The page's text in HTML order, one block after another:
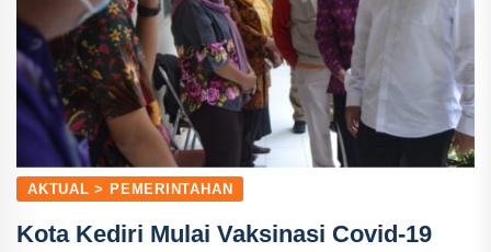
AKTUAL > PEMERINTAHAN
Kota Kediri Mulai Vaksinasi Covid-19